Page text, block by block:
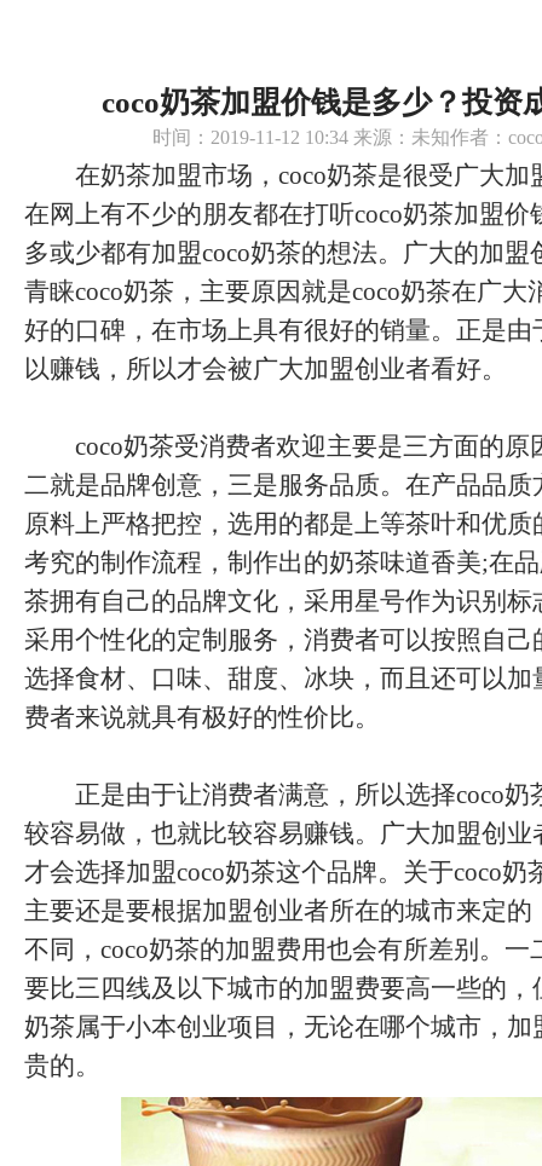
coco奶茶加盟价钱是多少？投资
时间：2019-11-12 10:34 来源：未知作者：
在奶茶加盟市场，coco奶茶是很受广大加
在网上有不少的朋友都在打听coco奶茶加盟价
多或少都有加盟coco奶茶的想法。广大的加盟
青睐coco奶茶，主要原因就是coco奶茶在广大
好的口碑，在市场上具有很好的销量。正是由
以赚钱，所以才会被广大加盟创业者看好。
coco奶茶受消费者欢迎主要是三方面的原
二就是品牌创意，三是服务品质。在产品品质
原料上严格把控，选用的都是上等茶叶和优
考究的制作流程，制作出的奶茶味道香美;在
茶拥有自己的品牌文化，采用星号作为识别
采用个性化的定制服务，消费者可以按照自
选择食材、口味、甜度、冰块，而且还可以加
费者来说就具有极好的性价比。
正是由于让消费者满意，所以选择coco奶
较容易做，也就比较容易赚钱。广大加盟创业
才会选择加盟coco奶茶这个品牌。关于coco奶
主要还是要根据加盟创业者所在的城市来定
不同，coco奶茶的加盟费用也会有所差别。一
要比三四线及以下城市的加盟费要高一些的，
奶茶属于小本创业项目，无论在哪个城市，
贵的。